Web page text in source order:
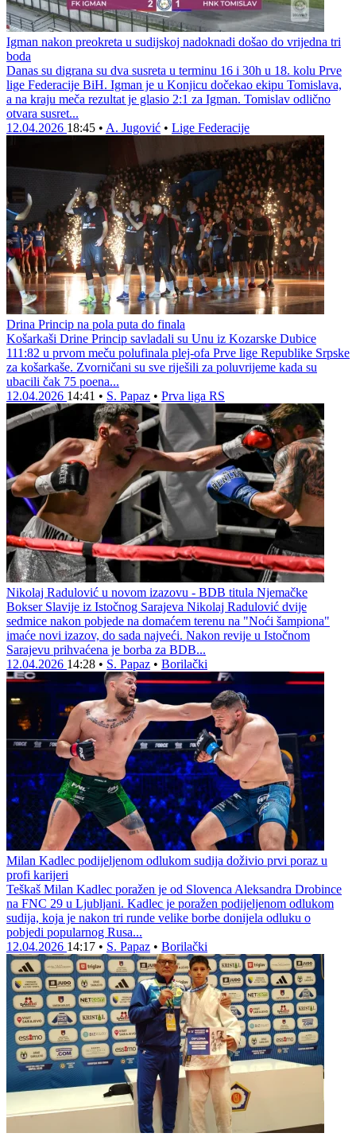
Igman nakon preokreta u sudijskoj nadoknadi došao do vrijedna tri
boda
Danas su digrana su dva susreta u terminu 16 i 30h u 18. kolu Prve
lige Federacije BiH. Igman je u Konjicu dočekao ekipu Tomislava,
a na kraju meča rezultat je glasio 2:1 za Igman. Tomislav odlično
otvara susret...
12.04.2026 18:45 • A. Jugović • Lige Federacije
Drina Princip na pola puta do finala
Košarkaši Drine Princip savladali su Unu iz Kozarske Dubice
111:82 u prvom meču polufinala plej-ofa Prve lige Republike Srpske
za košarkaše. Zvorničani su sve riješili za poluvrijeme kada su
ubacili čak 75 poena...
12.04.2026 14:41 • S. Papaz • Prva liga RS
Nikolaj Radulović u novom izazovu - BDB titula Njemačke
Bokser Slavije iz Istočnog Sarajeva Nikolaj Radulović dvije
sedmice nakon pobjede na domaćem terenu na "Noći šampiona"
imaće novi izazov, do sada najveći. Nakon revije u Istočnom
Sarajevu prihvaćena je borba za BDB...
12.04.2026 14:28 • S. Papaz • Borilački
Milan Kadlec podijeljenom odlukom sudija doživio prvi poraz u
profi karijeri
Teškaš Milan Kadlec poražen je od Slovenca Aleksandra Drobince
na FNC 29 u Ljubljani. Kadlec je poražen podijeljenom odlukom
sudija, koja je nakon tri runde velike borbe donijela odluku o
pobjedi popularnog Rusa...
12.04.2026 14:17 • S. Papaz • Borilački